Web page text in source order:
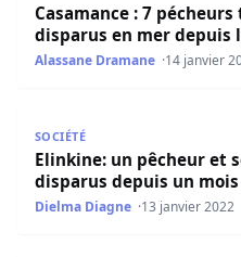
Casamance : 7
disparus en mer depuis
Alassane Dramane 14 janvier
SOCIÉTÉ
Elinkine: un pêcheur et
disparus depuis un mois
Dielma Diagne 13 janvier 2022